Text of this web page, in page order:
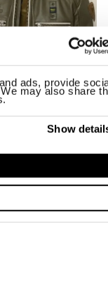
ads, provide
may also share
Show
DENIM
48.00
-40%